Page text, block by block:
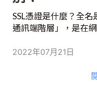
SSL憑證是什麼？全名
通訊端階層」，是在
來保護線上交易或是
會影響到Google SEO
2022年07月21日